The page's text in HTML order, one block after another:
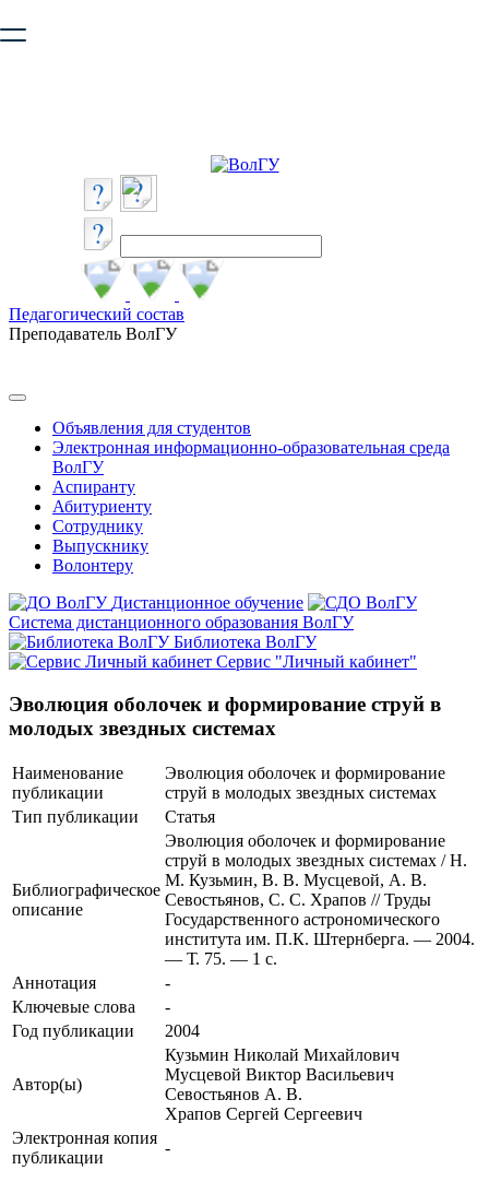
безопасную работу с сайтом. Пожалуйста
Педагогический состав
Преподаватель ВолГУ
Объявления для студентов
Электронная информационно-образовательная среда
ВолГУ
Аспиранту
Абитуриенту
Сотруднику
Выпускнику
Волонтеру
Дистанционное обучение
Система дистанционного образования ВолГУ
Библиотека ВолГУ
Сервис "Личный кабинет"
Эволюция оболочек и формирование струй в
молодых звездных системах
Наименование
публикации
Эволюция оболочек и формирование
струй в молодых звездных системах
Тип публикации
Статья
Библиографическое
описание
Эволюция оболочек и формирование
струй в молодых звездных системах / Н.
М. Кузьмин, В. В. Мусцевой, А. В.
Севостьянов, С. С. Храпов // Труды
Государственного астрономического
института им. П.К. Штернберга. — 2004.
— Т. 75. — 1 с.
Аннотация
-
Ключевые cлова
-
Год публикации
2004
Автор(ы)
Кузьмин Николай Михайлович
Мусцевой Виктор Васильевич
Севостьянов А. В.
Храпов Сергей Сергеевич
Электронная копия
публикации
-